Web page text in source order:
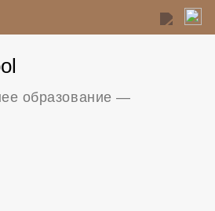
образование —